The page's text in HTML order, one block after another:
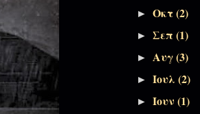
Αποσπάσματα Εκπομπών, Πάσχα-
Πεντηκοστάριο
Αποσπάσματα Εκπομπών, Πάσχα-
Πεντηκοστάριο
►Οκτ(2)
►Σεπ(1)
► Αυγ(3)
►Ιουλ(2)
►Ιουν(1)